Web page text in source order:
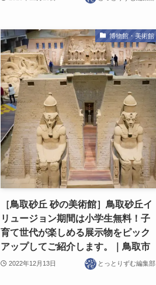
博物館・美術館
［鳥取砂丘 砂の美術館］鳥取砂丘イ
リュージョン期間は小学生無料！子
育て世代が楽しめる展示物をピック
アップしてご紹介します。｜鳥取市
2022年12月13日 とっとりずむ編集部